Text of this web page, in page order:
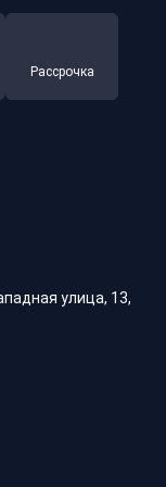
Рассрочка
улица, 13,